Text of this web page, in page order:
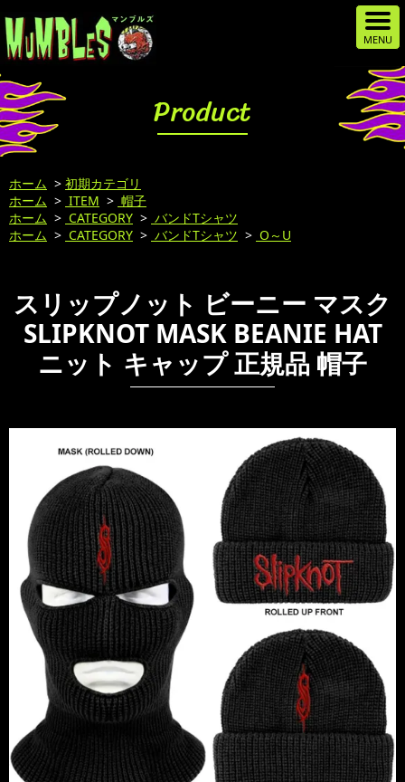
Product
ホーム > 初期カテゴリ
ホーム > ITEM > 帽子
ホーム > CATEGORY > バンドTシャツ
ホーム > CATEGORY > バンドTシャツ > O～U
スリップノット ビーニー マスク
SLIPKNOT MASK BEANIE HAT
ニット キャップ 正規品 帽子